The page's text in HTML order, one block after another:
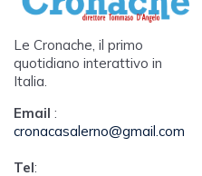
Le Cronache, il primo
quotidiano interattivo in
Italia.
cronacasalerno@gmail.com
345 1570722